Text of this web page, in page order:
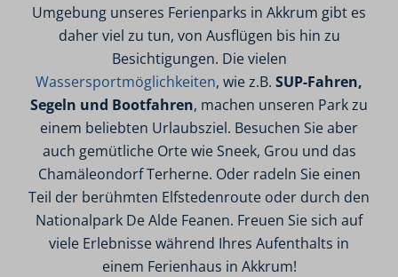
Umgebung unseres Ferienparks in Akkrum gibt es
daher viel zu tun, von Ausflügen bis hin zu
Besichtigungen. Die vielen
Wassersportmöglichkeiten, wie z.B. SUP-Fahren,
Segeln und Bootfahren, machen unseren Park zu
einem beliebten Urlaubsziel. Besuchen Sie aber
auch gemütliche Orte wie Sneek, Grou und das
Chamäleondorf Terherne. Oder radeln Sie einen
Teil der berühmten Elfstedenroute oder durch den
Nationalpark De Alde Feanen. Freuen Sie sich auf
viele Erlebnisse während Ihres Aufenthalts in
einem Ferienhaus in Akkrum!